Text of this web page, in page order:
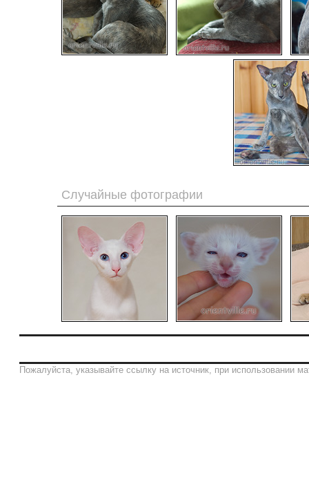
Случайные фотографии
Пожалуйста, указывайте ссылку на источник, при использовании